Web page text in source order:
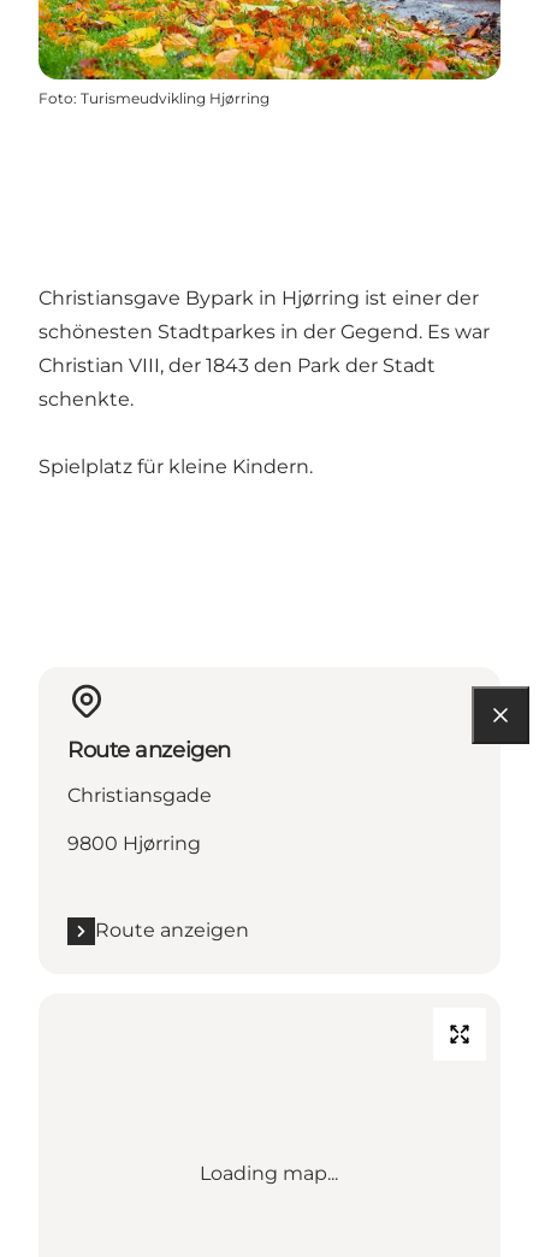
Foto: Turismeudvikling Hjørring
Christiansgave Bypark in Hjørring ist einer der
schönesten Stadtparkes in der Gegend. Es war
Christian VIII, der 1843 den Park der Stadt
schenkte.
Spielplatz für kleine Kindern.
Route anzeigen
Christiansgade
9800 Hjørring
Route anzeigen
Loading map...